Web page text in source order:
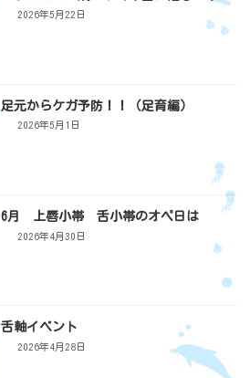
2026年5月22日
足元からケガ予防！！（足育編）
2026年5月1日
6月 上唇小帯 舌小帯のオペ日は
2026年4月30日
舌軸イベント
2026年4月28日